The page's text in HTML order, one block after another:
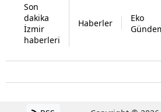
Son
dakika
İzmir
haberleri
Haberler
Eko